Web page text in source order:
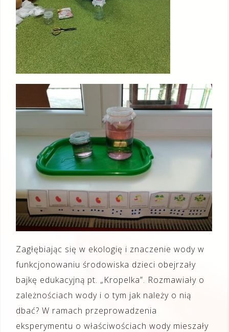
Zagłębiając się w ekologię i znaczenie wody w
funkcjonowaniu środowiska dzieci obejrzały
bajkę edukacyjną pt. „Kropelka”. Rozmawiały o
zależnościach wody i o tym jak należy o nią
dbać? W ramach przeprowadzenia
eksperymentu o właściwościach wody mieszały